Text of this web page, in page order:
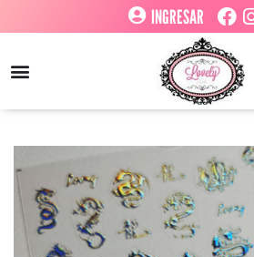
INGRESAR